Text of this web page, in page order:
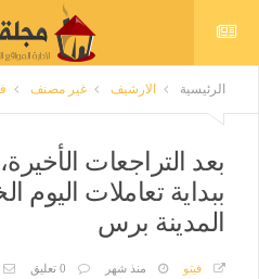
الرئيسية الارشيف غير مصنف
بعد التراجعات
المدينة برس
فيتو منذ شهر 0 تعليق